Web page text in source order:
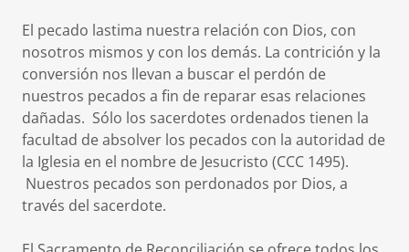
El pecado lastima nuestra relación con Dios, con
nosotros mismos y con los demás. La contrición y la
conversión nos llevan a buscar el perdón de
nuestros pecados a fin de reparar esas relaciones
dañadas. Sólo los sacerdotes ordenados tienen la
facultad de absolver los pecados con la autoridad de
la Iglesia en el nombre de Jesucristo (CCC 1495).
Nuestros pecados son perdonados por Dios, a
través del sacerdote.